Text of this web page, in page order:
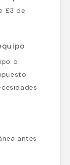
£3 de
o
antes